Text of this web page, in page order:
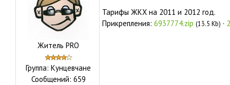
Житель PRO
Группа: Кунцевчане
Сообщений: 659
Тарифы ЖКХ на 2011 и 2012 год.
Прикрепления: 6937774.zip (13.5 Kb) ·